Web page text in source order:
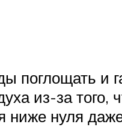
поглощать и
из-за
ниже нуля